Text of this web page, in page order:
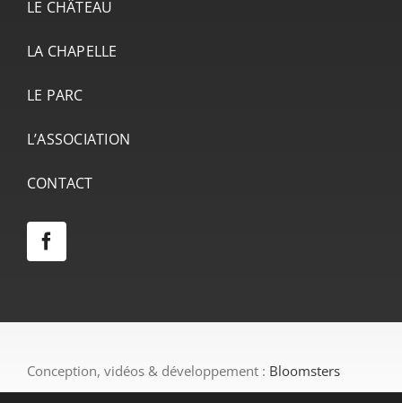
LE CHÂTEAU
LA CHAPELLE
LE PARC
L’ASSOCIATION
CONTACT
Conception, vidéos & développement : Bloomsters